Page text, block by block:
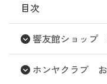
目次
響友館ショップ
ホンヤクラブ お